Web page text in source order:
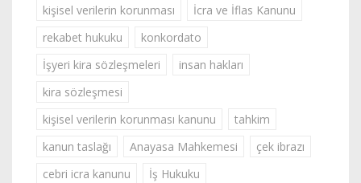
kişisel verilerin korunması
İcra ve İflas Kanunu
rekabet hukuku
konkordato
İşyeri kira sözleşmeleri
insan hakları
kira sözleşmesi
kişisel verilerin korunması kanunu
tahkim
kanun taslağı
Anayasa Mahkemesi
çek ibrazı
cebri icra kanunu
İş Hukuku